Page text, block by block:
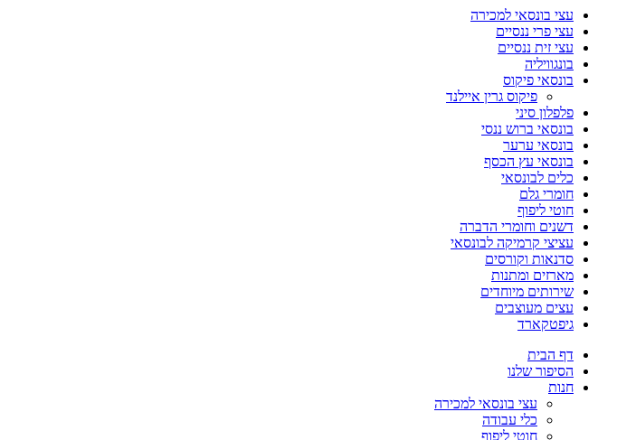
עצי בונסאי למכירה
עצי פרי ננסיים
עצי זית ננסיים
בונגוויליה
בונסאי פיקוס
פיקוס גרין איילנד
פלפלון סיני
בונסאי ברוש ננסי
בונסאי ערער
בונסאי עץ הכסף
כלים לבונסאי
חומרי גלם
חוטי ליפוף
דשנים וחומרי הדברה
עציצי קרמיקה לבונסאי
סדנאות וקורסים
מארזים ומתנות
שירותים מיוחדים
עצים מעוצבים
גיפטקארד
דף הבית
הסיפור שלנו
חנות
עצי בונסאי למכירה
כלי עבודה
חוטי ליפוף